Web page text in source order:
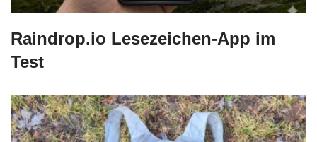
Raindrop.io Lesezeichen-App im
Test